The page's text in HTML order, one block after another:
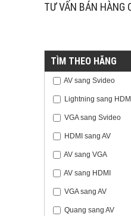
TƯ VẤN BÁN HÀNG
TÌM THEO HÃNG
AV sang Svideo
Lightning sang
VGA sang Svideo
HDMI sang AV
AV sang VGA
AV sang HDMI
VGA sang AV
Quang sang AV